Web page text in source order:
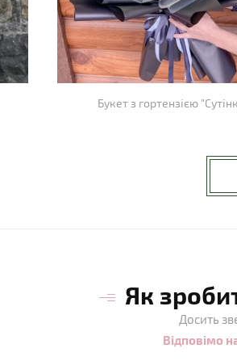
Букет з гортензією
Як
Досить
Відповімо